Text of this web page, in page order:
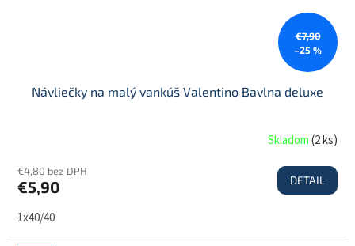
€7,90
–25 %
Návliečky na malý vankúš Valentino Bavlna deluxe
Skladom(2 ks)
€4,80 bez DPH
€5,90 DETAIL
1x40/40